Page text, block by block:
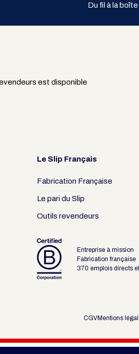
Du fil à la boîte
est disponible
Le Slip Français
Fabrication Française
Le pari du Slip
Outils revendeurs
Entreprise à mission
Fabrication française
370 emplois directs
CGVMentions